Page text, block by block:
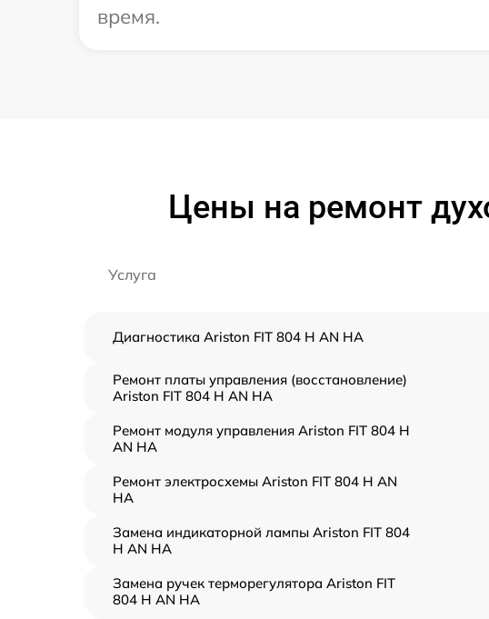
время.
Цены на ремонт
Услуга
Диагностика Ariston FIT 804 H AN HA
Ремонт платы управления (восстановление)
Ariston FIT 804 H AN HA
Ремонт модуля управления Ariston FIT 804 H
AN HA
Ремонт электросхемы Ariston FIT 804 H AN
HA
Замена индикаторной лампы Ariston FIT 804
H AN HA
Замена ручек терморегулятора Ariston FIT
804 H AN HA